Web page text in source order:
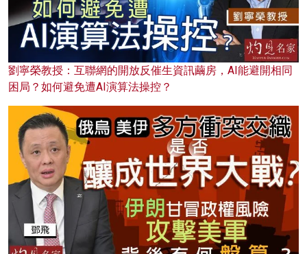
劉寧榮教授：互聯網的開放反催生資訊繭房，AI能避開相同
困局？如何避免遭AI演算法操控？